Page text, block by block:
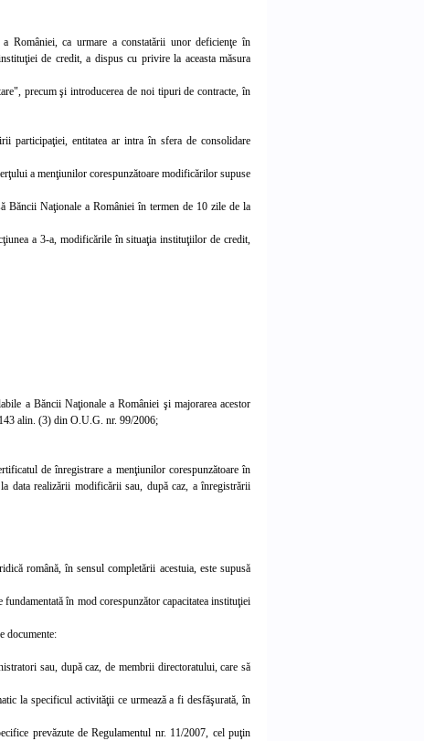
României, ca urmare a constatării unor deficienţe în
de credit, a dispus cu privire la aceastamăsura
precum şi introducerea de noi tipuri de contracte, în
participaţiei, entitatea ar intra în sfera de consolidare
a menţiunilor corespunzătoare modificărilor supuse
Băncii Naţionale a României în termen de 10 zile de la
a 3-a, modificările în situaţia instituţiilor de credit,
a Băncii Naţionale a României şi majorarea acestor
alin. (3) din O.U.G. nr. 99/2006;
de înregistrare a menţiunilor corespunzătoare în
data realizării modificării sau, după caz, a înregistrării
română, în sensul completării acestuia, este supusă
în mod corespunzător capacitatea instituţiei
documente:
sau, după caz, de membrii directoratului, care să
la specificul activităţii ce urmează a fi desfăşurată, în
prevăzute de Regulamentul nr. 11/2007, cel puţin